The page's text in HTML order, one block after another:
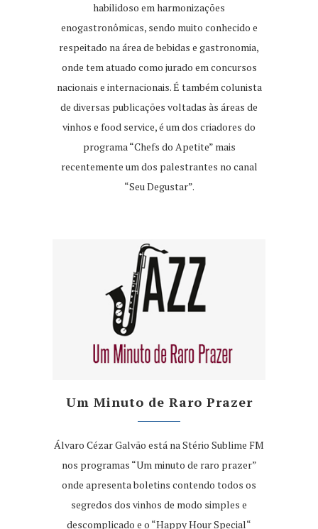
habilidoso em harmonizações
enogastronômicas, sendo muito conhecido e
respeitado na área de bebidas e gastronomia,
onde tem atuado como jurado em concursos
nacionais e internacionais. É também colunista
de diversas publicações voltadas às áreas de
vinhos e food service, é um dos criadores do
programa “Chefs do Apetite” mais
recentemente um dos palestrantes no canal
“Seu Degustar”.
Um Minuto de Raro Prazer
Álvaro Cézar Galvão está na Stério Sublime FM
nos programas “Um minuto de raro prazer”
onde apresenta boletins contendo todos os
segredos dos vinhos de modo simples e
descomplicado e o “Happy Hour Special“